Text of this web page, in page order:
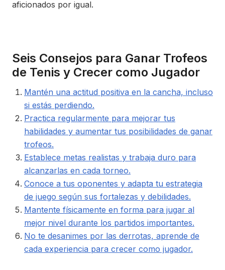
aficionados por igual.
Seis Consejos para Ganar Trofeos
de Tenis y Crecer como Jugador
Mantén una actitud positiva en la cancha, incluso
si estás perdiendo.
Practica regularmente para mejorar tus
habilidades y aumentar tus posibilidades de ganar
trofeos.
Establece metas realistas y trabaja duro para
alcanzarlas en cada torneo.
Conoce a tus oponentes y adapta tu estrategia
de juego según sus fortalezas y debilidades.
Mantente físicamente en forma para jugar al
mejor nivel durante los partidos importantes.
No te desanimes por las derrotas, aprende de
cada experiencia para crecer como jugador.